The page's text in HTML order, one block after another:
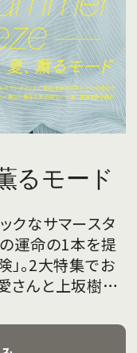
るモード
クなサマースタ
の運命の1本を提
」。2大特集でお
さんと上坂樹里